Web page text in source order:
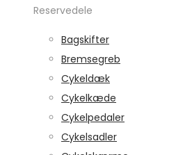
Reservedele
Bagskifter
Bremsegreb
Cykeldæk
Cykelkæde
Cykelpedaler
Cykelsadler